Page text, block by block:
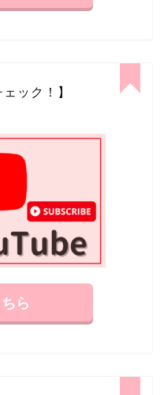
ック！】
ら